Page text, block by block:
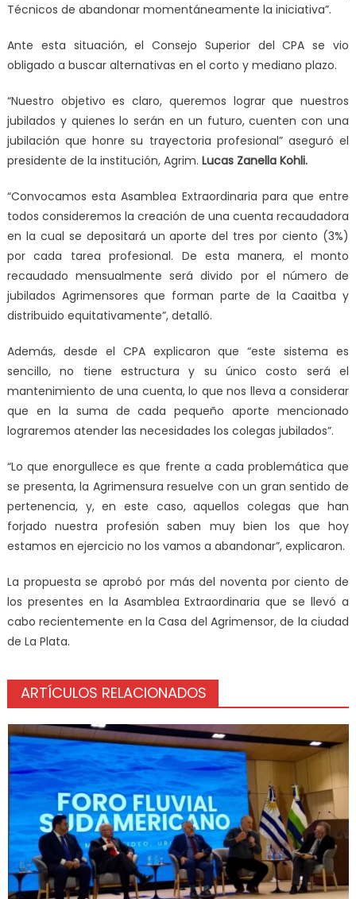
Técnicos de abandonar momentáneamente la iniciativa”.
Ante esta situación, el Consejo Superior del CPA se vio
obligado a buscar alternativas en el corto y mediano plazo.
“Nuestro objetivo es claro, queremos lograr que nuestros
jubilados y quienes lo serán en un futuro, cuenten con una
jubilación que honre su trayectoria profesional” aseguró el
presidente de la institución, Agrim. Lucas Zanella Kohli.
“Convocamos esta Asamblea Extraordinaria para que entre
todos consideremos la creación de una cuenta recaudadora
en la cual se depositará un aporte del tres por ciento (3%)
por cada tarea profesional. De esta manera, el monto
recaudado mensualmente será divido por el número de
jubilados Agrimensores que forman parte de la Caaitba y
distribuido equitativamente”, detalló.
Además, desde el CPA explicaron que “este sistema es
sencillo, no tiene estructura y su único costo será el
mantenimiento de una cuenta, lo que nos lleva a considerar
que en la suma de cada pequeño aporte mencionado
lograremos atender las necesidades los colegas jubilados”.
“Lo que enorgullece es que frente a cada problemática que
se presenta, la Agrimensura resuelve con un gran sentido de
pertenencia, y, en este caso, aquellos colegas que han
forjado nuestra profesión saben muy bien los que hoy
estamos en ejercicio no los vamos a abandonar”, explicaron.
La propuesta se aprobó por más del noventa por ciento de
los presentes en la Asamblea Extraordinaria que se llevó a
cabo recientemente en la Casa del Agrimensor, de la ciudad
de La Plata.
ARTÍCULOS RELACIONADOS